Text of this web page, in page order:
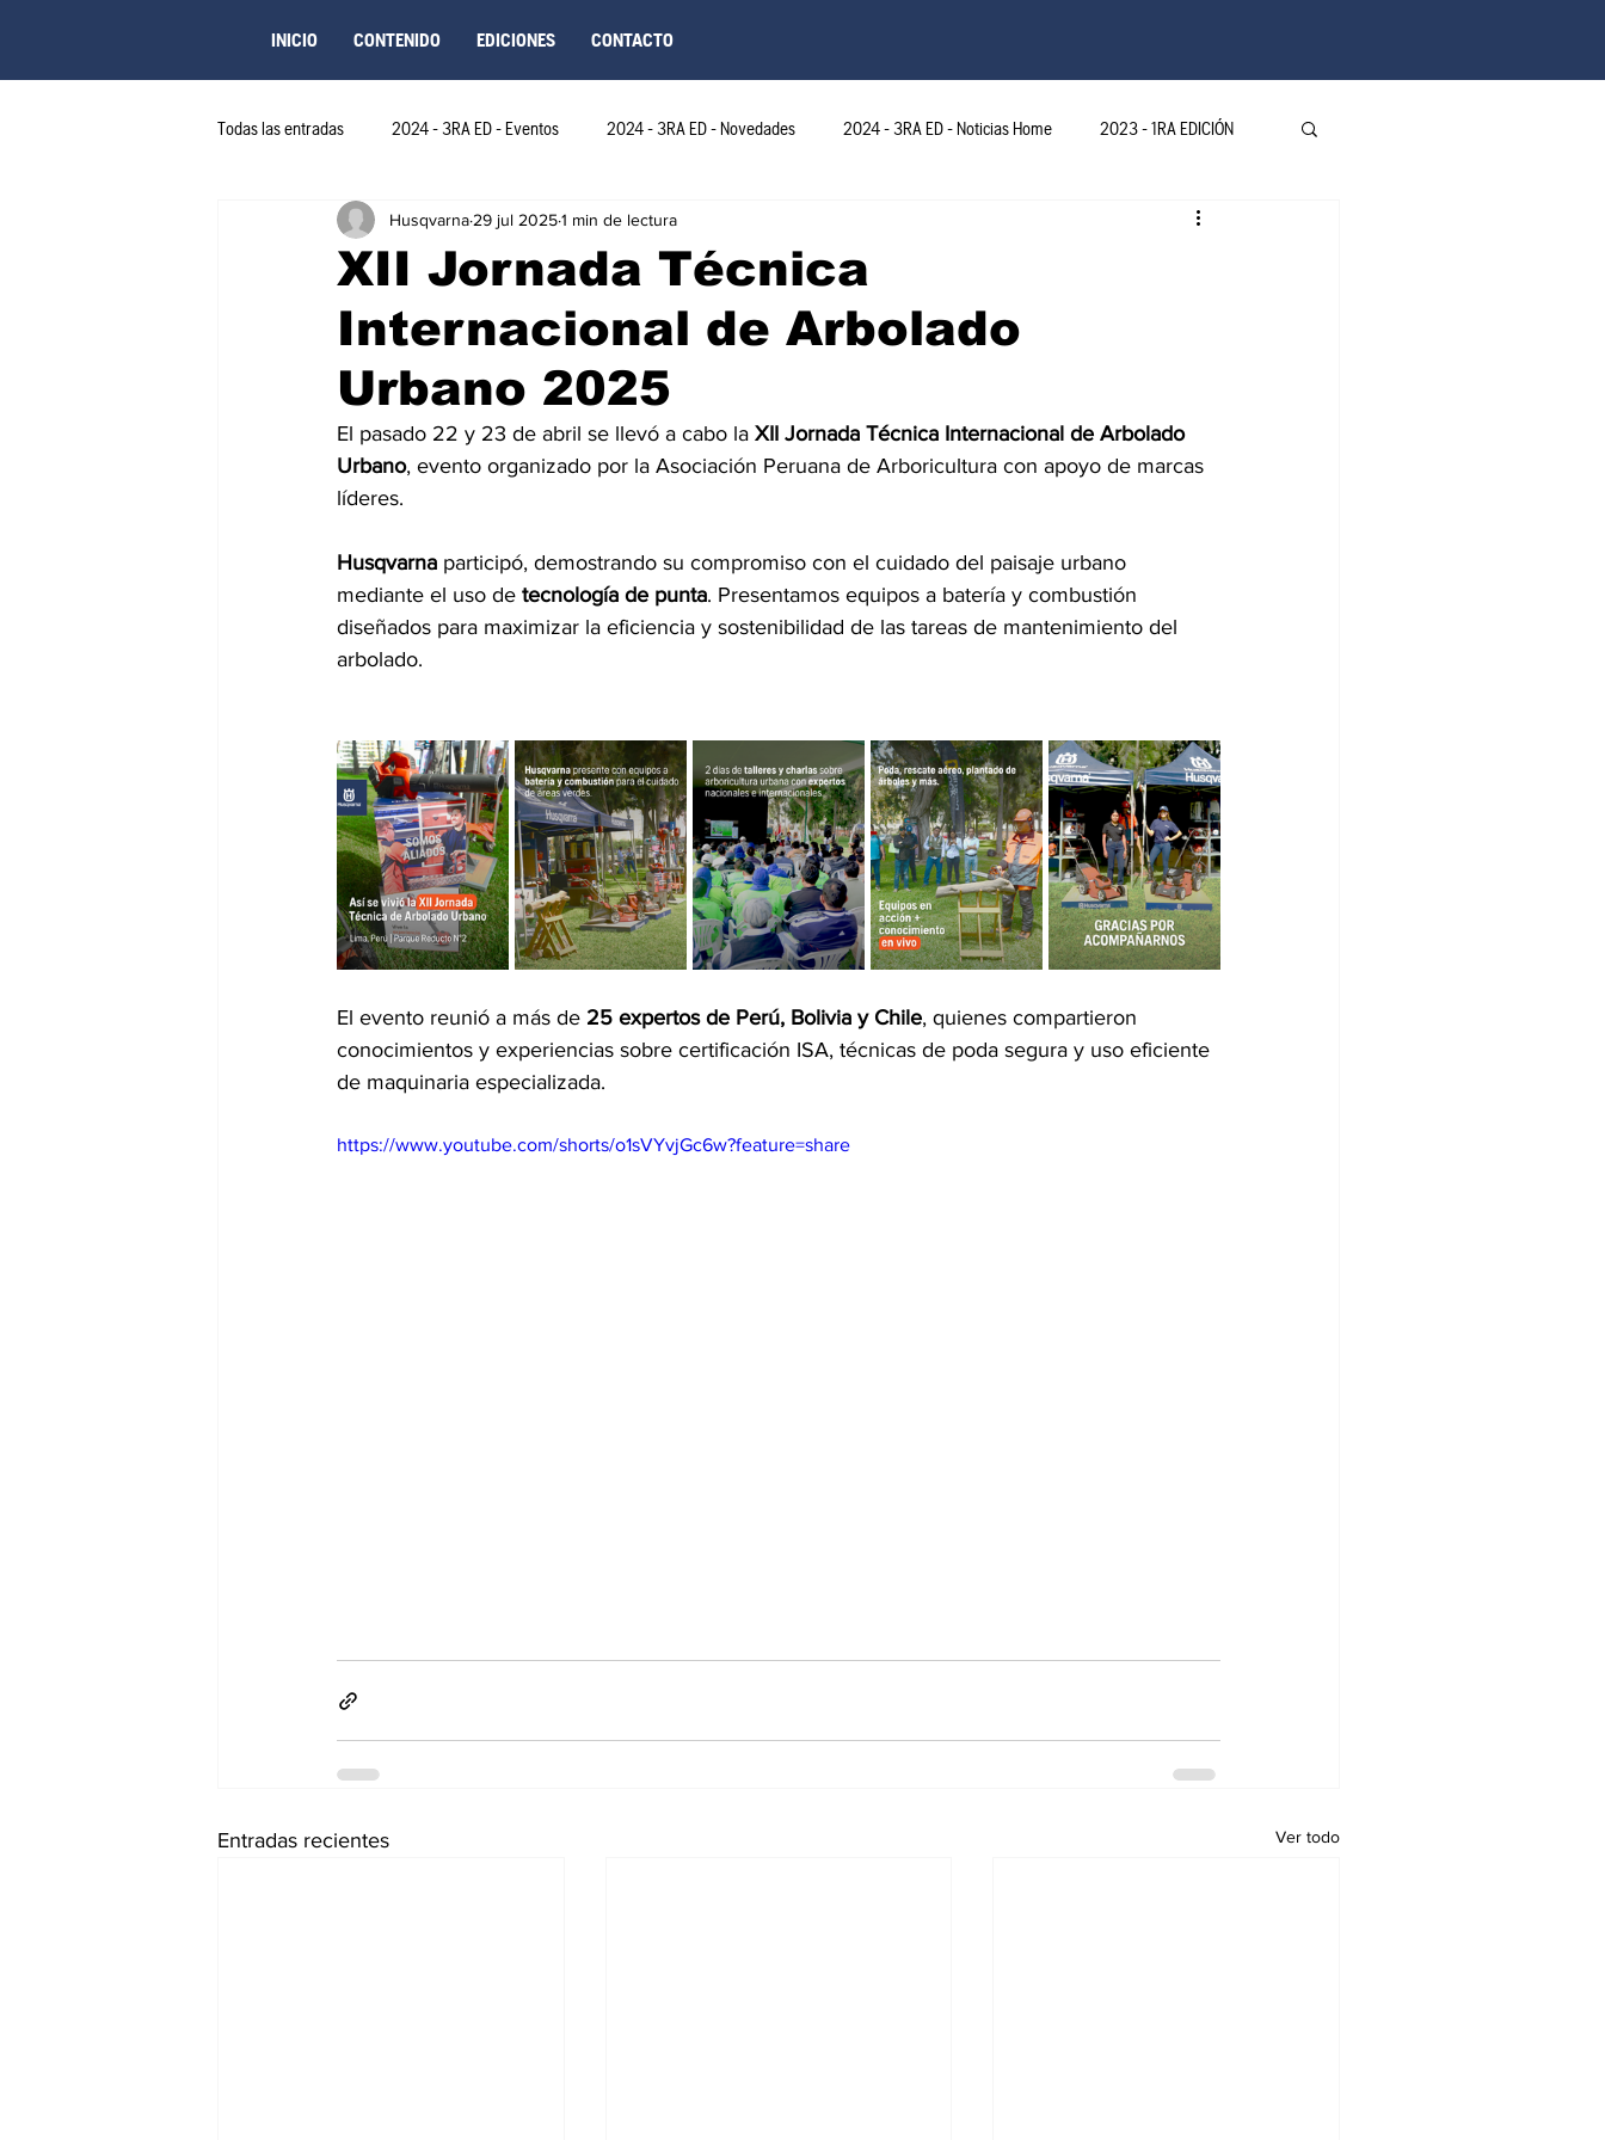
INICIO CONTENIDO EDICIONES CONTACTO
Todas las entradas 2024 - 3RA ED - Eventos 2024 - 3RA ED - Novedades 2024 - 3RA ED - Noticias Home 2023 - 1RA EDICIÓN
2023 - 2DA EDICIÓN 2024 - 4TA ED - Novedades
2025 - 6TA ED-Novedades COL 2025 - 6TA ED-Eventos COL 2026 - 10MA EDICIÓN 2024-4TA ED- Novedades LATAM
2024 - 5TA ED-Novedades-Colombia
2025 - 7MA ED - Novedades 2025 - 7MA EDICIÓN 2025 - 7MA ED - Eventos 2025 - 8VA ED - Eventos 2025 - 8VA EDICIÓN
2026 - 10MA ED - Eventos
XII Jornada Técnica
Internacional de Arbolado
Urbano 2025
Husqvarna 29 jul 20251 min de lectura
El pasado 22 y 23 de abril se llevó a cabo la XII Jornada Técnica Internacional de Arbolado
Urbano, evento organizado por la Asociación Peruana de Arboricultura con apoyo de marcas
líderes.
Husqvarna participó, demostrando su compromiso con el cuidado del paisaje urbano
mediante el uso de tecnología de punta. Presentamos equipos a batería y combustión
diseñados para maximizar la eficiencia y sostenibilidad de las tareas de mantenimiento del
arbolado.
El evento reunió a más de 25 expertos de Perú, Bolivia y Chile, quienes compartieron
conocimientos y experiencias sobre certificación ISA, técnicas de poda segura y uso eficiente
de maquinaria especializada.
https://www.youtube.com/shorts/o1sVYvjGc6w?feature=share
Entradas recientes Ver todo